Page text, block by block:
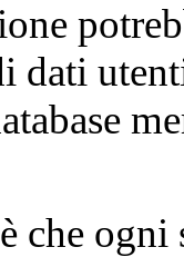
dati
che